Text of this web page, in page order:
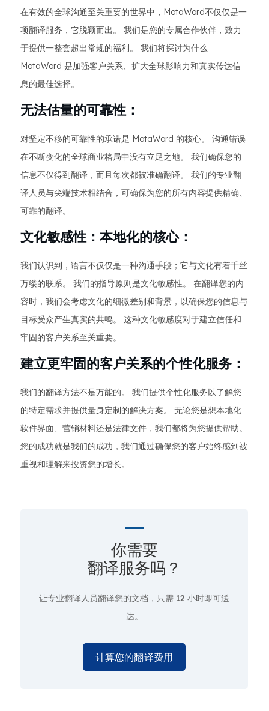
在有效的全球沟通至关重要的世界中，MotaWord不仅仅是一
项翻译服务，它脱颖而出。 我们是您的专属合作伙伴，致力
于提供一整套超出常规的福利。 我们将探讨为什么
MotaWord 是加强客户关系、扩大全球影响力和真实传达信
息的最佳选择。
无法估量的可靠性：
对坚定不移的可靠性的承诺是 MotaWord 的核心。 沟通错误
在不断变化的全球商业格局中没有立足之地。 我们确保您的
信息不仅得到翻译，而且每次都被准确翻译。 我们的专业翻
译人员与尖端技术相结合，可确保为您的所有内容提供精确、
可靠的翻译。
文化敏感性：本地化的核心：
我们认识到，语言不仅仅是一种沟通手段；它与文化有着千丝
万缕的联系。 我们的指导原则是文化敏感性。 在翻译您的内
容时，我们会考虑文化的细微差别和背景，以确保您的信息与
目标受众产生真实的共鸣。 这种文化敏感度对于建立信任和
牢固的客户关系至关重要。
建立更牢固的客户关系的个性化服务：
我们的翻译方法不是万能的。 我们提供个性化服务以了解您
的特定需求并提供量身定制的解决方案。 无论您是想本地化
软件界面、营销材料还是法律文件，我们都将为您提供帮助。
您的成功就是我们的成功，我们通过确保您的客户始终感到被
重视和理解来投资您的增长。
你需要
翻译服务吗？
让专业翻译人员翻译您的文档，只需 12 小时即可送
达。
计算您的翻译费用